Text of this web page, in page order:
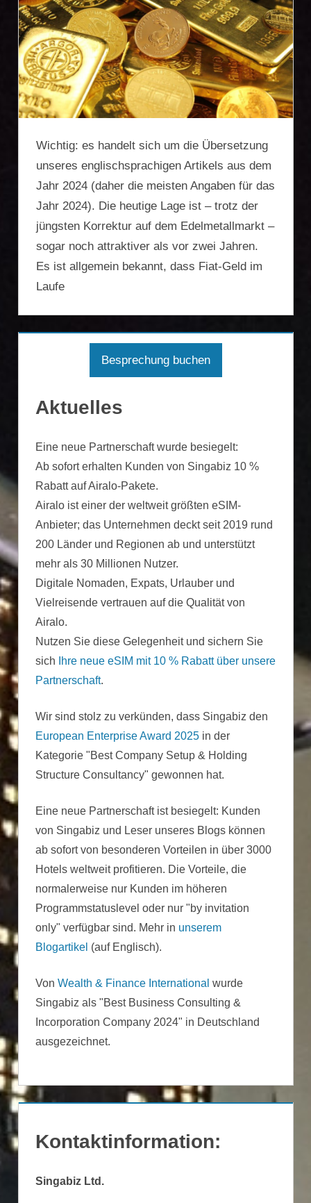
Firmengründung,
Vermögensschutz,
Zweitwohnsitz,
Reiseoptimierung
Wichtig: es handelt sich um die Übersetzung
unseres englischsprachigen Artikels aus dem
Jahr 2024 (daher die meisten Angaben für das
Jahr 2024). Die heutige Lage ist – trotz der
jüngsten Korrektur auf dem Edelmetallmarkt –
sogar noch attraktiver als vor zwei Jahren.
Es ist allgemein bekannt, dass Fiat-Geld im
Laufe
Besprechung buchen
Aktuelles
Eine neue Partnerschaft wurde besiegelt:
Ab sofort erhalten Kunden von Singabiz 10 %
Rabatt auf Airalo-Pakete.
Airalo ist einer der weltweit größten eSIM-
Anbieter; das Unternehmen deckt seit 2019 rund
200 Länder und Regionen ab und unterstützt
mehr als 30 Millionen Nutzer.
Digitale Nomaden, Expats, Urlauber und
Vielreisende vertrauen auf die Qualität von
Airalo.
Nutzen Sie diese Gelegenheit und sichern Sie
sich
Ihre neue eSIM mit 10 % Rabatt über unsere
Partnerschaft.
Wir sind stolz zu verkünden, dass Singabiz den
European Enterprise Award 2025in der
Kategorie "Best Company Setup & Holding
Structure Consultancy" gewonnen hat.
Eine neue Partnerschaft ist besiegelt: Kunden
von Singabiz und Leser unseres Blogs können
ab sofort von besonderen Vorteilen in über 3000
Hotels weltweit profitieren. Die Vorteile, die
normalerweise nur Kunden im höheren
Programmstatuslevel oder nur "by invitation
only" verfügbar sind. Mehr in unserem
Blogartikel (auf Englisch).
Von Wealth & Finance International wurde
Singabiz als "Best Business Consulting &
Incorporation Company 2024" in Deutschland
ausgezeichnet.
Kontaktinformation:
Singabiz Ltd.